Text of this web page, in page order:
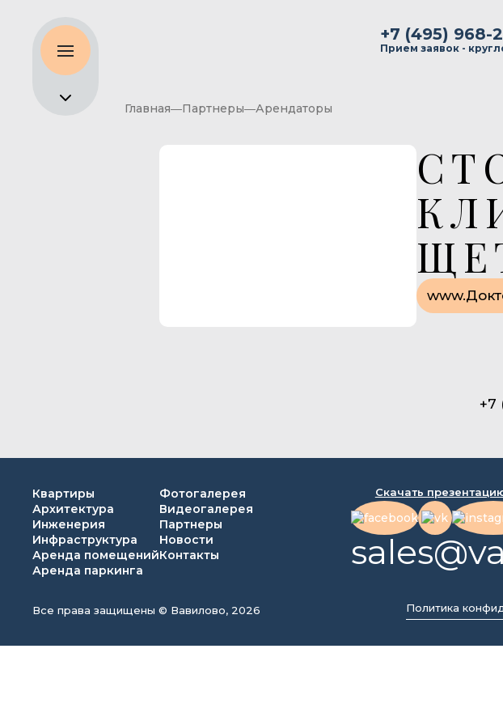
+7 (495) 968-
Прием заявок -
Главная Партнеры Арендаторы
+7
Квартиры
Архитектура
Инженерия
Инфраструктура
Аренда помещений
Аренда паркинга
Фотогалерея
Видеогалерея
Партнеры
Новости
Контакты
Скачать
Все права защищены © Вавилово, 2026 Политика